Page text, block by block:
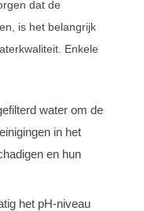
dat de
is het belangrijk
Enkele
water om de
in het
en hun
het pH-niveau